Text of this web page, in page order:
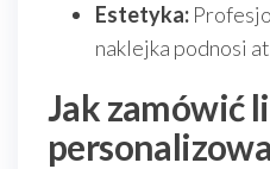
Estetyka:
naklejka podnosi
Jak zamówić